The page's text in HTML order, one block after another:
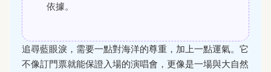
依據。
追尋藍眼淚，需要一點對海洋的尊重，加上一點運氣。它
不像訂門票就能保證入場的演唱會，更像是一場與大自然